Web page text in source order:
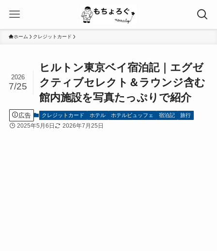
ホーム クレジットカード
ヒルトン東京ベイ宿泊記｜エグゼ
クティブセレクト＆ラウンジ含む
館内施設を写真たっぷりで紹介
2026
7/25
広告 クレジットカード ホテル ホテルビュッフェ 宿泊記 旅行
2025年5月6日 2026年7月25日